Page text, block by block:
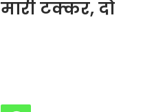
टक्कर, दो